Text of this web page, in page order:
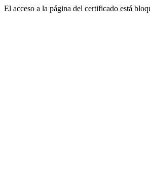
El acceso a la página del certificado está